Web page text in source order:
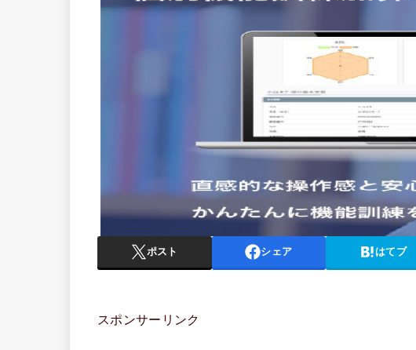
ポスト シェア はてブ
スポンサーリンク